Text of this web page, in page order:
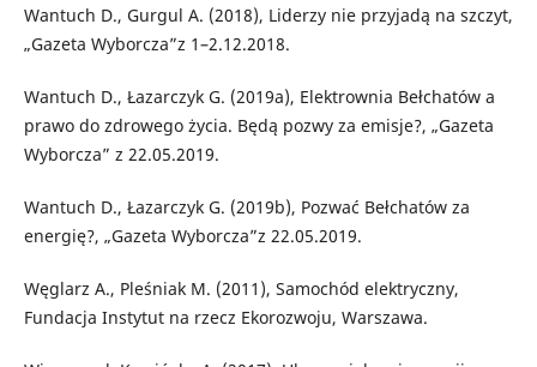
Wantuch D., Gurgul A. (2018), Liderzy nie przyjadą na szczyt,
„Gazeta Wyborcza”z 1–2.12.2018.
Wantuch D., Łazarczyk G. (2019a), Elektrownia Bełchatów a
prawo do zdrowego życia. Będą pozwy za emisje?, „Gazeta
Wyborcza” z 22.05.2019.
Wantuch D., Łazarczyk G. (2019b), Pozwać Bełchatów za
energię?, „Gazeta Wyborcza”z 22.05.2019.
Węglarz A., Pleśniak M. (2011), Samochód elektryczny,
Fundacja Instytut na rzecz Ekorozwoju, Warszawa.